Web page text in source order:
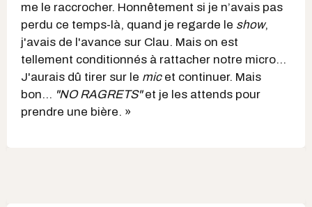
me le raccrocher. Honnêtement si je n’avais pas
perdu ce temps-là, quand je regarde le show,
j'avais de l'avance sur Clau. Mais on est
tellement conditionnés à rattacher notre micro…
J'aurais dû tirer sur le mic et continuer. Mais
bon… "NO RAGRETS"et je les attends pour
prendre une bière. »